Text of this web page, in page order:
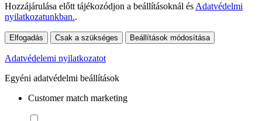
Hozzájárulása előtt tájékozódjon a beállításoknál és Adatvédelmi
nyilatkozatunkban..
Elfogadás Csak a szükséges Beállítások módosítása
Adatvédelemi nyilatkozatot
Egyéni adatvédelmi beállítások
Customer match marketing